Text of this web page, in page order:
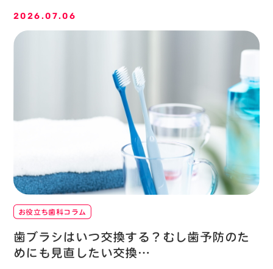
2026.07.06
お役立ち歯科コラム
歯ブラシはいつ交換する？むし歯予防のた
めにも見直したい交換…